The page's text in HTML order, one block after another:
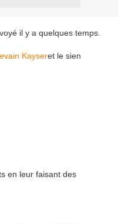
il y a quelques temps.
Kayseret le sien
en leur faisant des